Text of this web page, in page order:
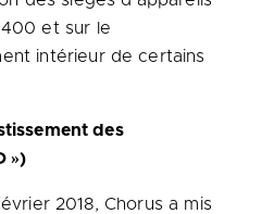
et sur le
intérieur de certains
des
»)
2018, Chorus a mis